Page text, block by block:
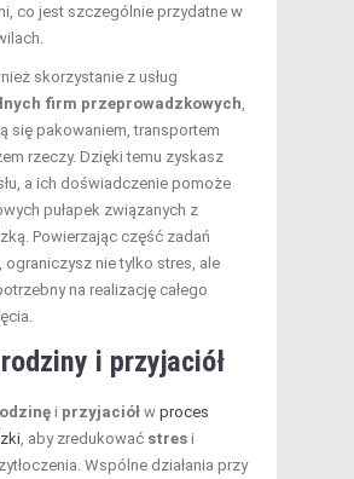
co jest szczególnie przydatne w
skorzystanie z usług
firm przeprowadzkowych,
się pakowaniem, transportem
rzeczy. Dzięki temu zyskasz
a ich doświadczenie pomoże
pułapek związanych z
Powierzając część zadań
nie tylko stres, ale
na realizację całego
i przyjaciół
i przyjaciół w proces
, aby zredukować stres i
Wspólne działania przy